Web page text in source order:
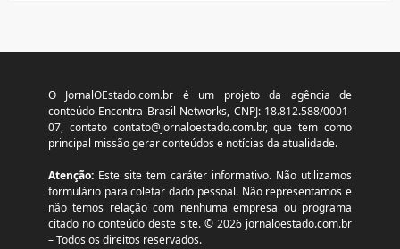
O JornalOEstado.com.br é um projeto da agência de
conteúdo Encontra Brasil Networks, CNPJ: 18.812.588/0001-
07, contato contato@jornaloestado.com.br, que tem como
principal missão gerar conteúdos e notícias da atualidade.
Atenção:Este site tem caráter informativo. Não utilizamos
formulário para coletar dado pessoal. Não representamos e
não temos relação com nenhuma empresa ou programa
citado no conteúdo deste site. © 2026 jornaloestado.com.br
– Todos os direitos reservados.